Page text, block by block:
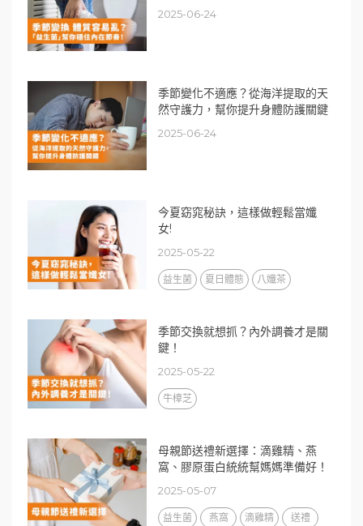
2025-06-24
季節變化不適應？從海洋提取的天
然守護力，幫你提升身體防護關鍵
2025-06-24
今夏窈窕秘訣，這樣做輕鬆當孅
女!
2025-05-22
益生菌 夏日體態 八孅茶
季節交換就想抓？內外調養才是關
鍵！
2025-05-22
牛樟芝
母親節送禮新選擇：滴雞精、燕
窩、膠原蛋白統統幫媽媽準備好！
2025-05-07
益生菌 燕窩 滴雞精 送禮